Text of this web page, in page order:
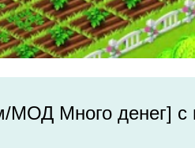
МОД Много денег] с